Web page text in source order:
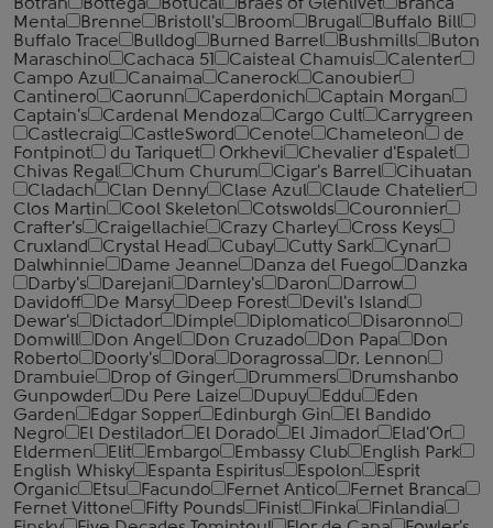
Botran
Bottega Botucal Braes of Glenlivet
Branca
Menta
Brenne Bristoll's Broom Brugal
Buffalo Bill
Buffalo Trace
Bulldog Burned Barrel Bushmills
Buton
Maraschino
Cachaca 51 Caisteal Chamuis
Calenter
Campo Azul
Canaima Canerock
Canoubier
Cantinero
Caorunn Caperdonich
Captain Morgan
Captain's
Cardenal Mendoza Cargo Cult
Carrygreen
Castlecraig
CastleSword Cenote Chameleon
de
Fontpinot
du Tariquet Orkhevi
Chevalier d'Espalet
Chivas Regal
Chum Churum Cigar's Barrel
Cihuatan
Cladach
Clan Denny Clase Azul
Claude Chatelier
Clos Martin
Cool Skeleton Cotswolds
Couronnier
Crafter's
Craigellachie Crazy Charley
Cross Keys
Cruxland
Crystal Head Cubay Cutty Sark
Cynar
Dalwhinnie
Dame Jeanne Danza del Fuego
Danzka
Darby's
Darejani Darnley's Daron
Darrow
Davidoff
De Marsy Deep Forest
Devil's Island
Dewar's
Dictador Dimple Diplomatico
Disaronno
Domwill
Don Angel Don Cruzado Don Papa
Don
Roberto
Doorly's Dora Doragrossa
Dr. Lennon
Drambuie
Drop of Ginger Drummers
Drumshanbo
Gunpowder
Du Pere Laize Dupuy Eddu
Eden
Garden
Edgar Sopper Edinburgh Gin
El Bandido
Negro
El Destilador El Dorado El Jimador
Elad'Or
Eldermen
Elit Embargo Embassy Club
English Park
English Whisky
Espanta Espiritus Espolon
Esprit
Organic
Etsu Facundo Fernet Antico
Fernet Branca
Fernet Vittone
Fifty Pounds Finist Finka
Finlandia